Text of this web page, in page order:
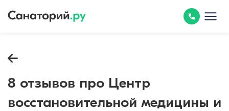
8 отзывов про Центр
восстановительной медицины и